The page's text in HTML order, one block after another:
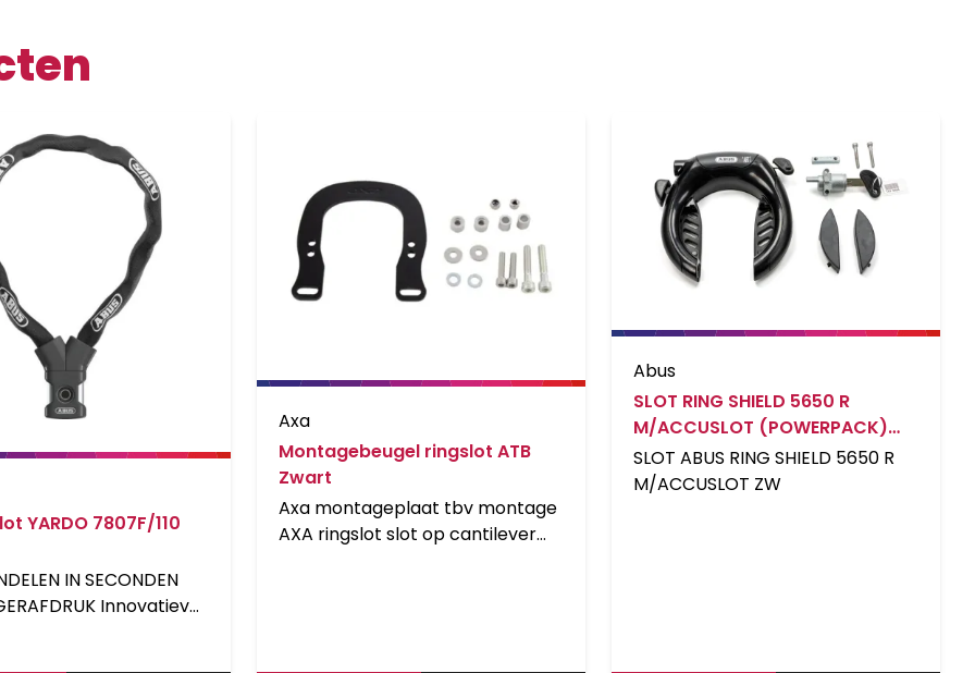
YARDO 7807F/110
IN SECONDEN
Innovatieve
Axa
Montagebeugel ringslot ATB
Zwart
Axa montageplaat tbv montage
AXA ringslot slot op cantilever
Abus
SLOT RING SHIELD 5650 R
M/ACCUSLOT (POWERPACK)
ZW Zwart
SLOT ABUS RING SHIELD 5650 R
M/ACCUSLOT ZW